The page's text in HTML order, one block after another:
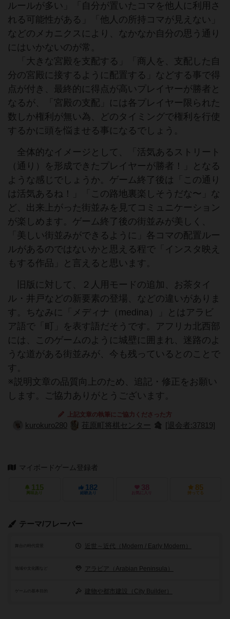
ルールが多い」「自分が置いたコマを他人に利用さ
れる可能性がある」「他人の所持コマが見えない」
などのメカニクスにより、なかなか自分の思う通り
にはいかないのが常。
「大きな宮殿を支配する」「商人を、支配した自
分の宮殿に接するように配置する」などする事で得
点が付き、最終的に得点が高いプレイヤーが勝者と
なるが、「宮殿の支配」には各プレイヤー限られた
数しか権利が無い為、どのタイミングで権利を行使
するかに頭を悩ませる事になるでしょう。
全体的なイメージとして、「活気あるストリート
（通り）を形成できたプレイヤーが勝者！」となる
ような感じでしょうか。ゲーム終了後は「この通り
は活気あるね！」「この路地裏楽しそうだな〜」な
ど、出来上がった街並みを見てコミュニケーション
が楽しめます。ゲーム終了後の街並みが美しく、
「美しい街並みができるように」各コマの配置ルー
ルがあるのではないかと思える程で「インスタ映え
もする作品」と言えると思います。
旧版に対して、２人用モードの追加、お茶タイ
ル・井戸などの新要素の登場、などの違いがありま
す。ちなみに「メディナ（medina）」とはアラビ
ア語で「町」を表す語だそうです。アフリカ北西部
には、このゲームのように城壁に囲まれ、迷路のよ
うな道がある街並みが、今も残っているとのことで
す。
※説明文章の品質向上のため、追記・修正をお願い
します。ご協力ありがとうございます。
上記文章の執筆にご協力くださった方
kurokuro280 荏原町将棋センター [退会者:37819]
マイボードゲーム登録者
115
興味あり
182
経験あり
38
お気に入り
85
持ってる
テーマ/フレーバー
舞台の時代背景 近世～近代（Modern / Early Modern）
地域や文化圏など アラビア（Arabian Peninsula）
ゲームの基本目的 建物や都市建設（City Builder）